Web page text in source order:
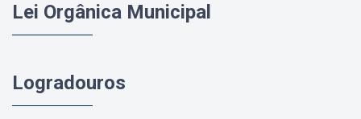
Lei Orgânica Municipal
Logradouros